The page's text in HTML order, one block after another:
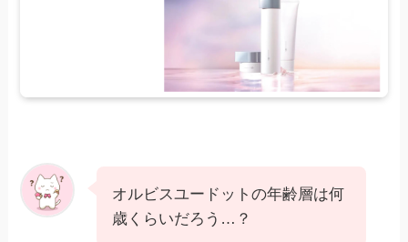
オルビスユードットの年齢層は何
歳くらいだろう…？